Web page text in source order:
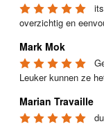
overzichtig en
Mark Mok
Leuker kunnen ze
Marian Travaille